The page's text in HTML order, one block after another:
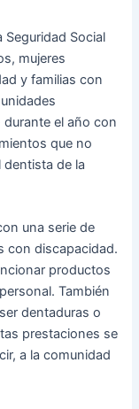
Social
mujeres
y familias con
el año con
que no
dentista de la
una serie de
con discapacidad.
productos
También
dentaduras o
prestaciones se
a la comunidad